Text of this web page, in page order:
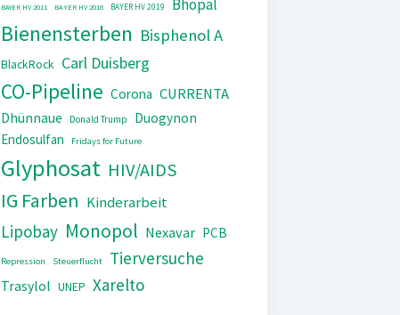
BAYER HV 2011 BAYER HV 2018 BAYER HV 2019 Bhopal
Bienensterben Bisphenol A
BlackRock Carl Duisberg
CO-Pipeline Corona CURRENTA
Dhünnaue Donald Trump
Duogynon
Endosulfan
Fridays for Future
Glyphosat HIV/AIDS
IG Farben Kinderarbeit
Lipobay Monopol Nexavar PCB
Repression Steuerflucht Tierversuche
Trasylol UNEP Xarelto